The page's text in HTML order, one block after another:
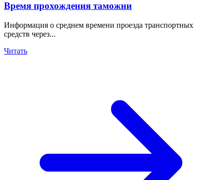
Время прохождения таможни
Информация о среднем времени проезда транспортных
средств через...
Читать